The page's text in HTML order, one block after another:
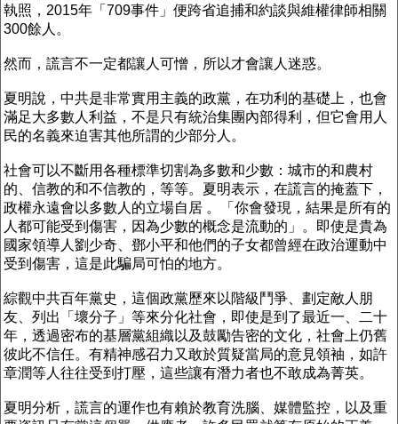
執照，2015年「709事件」便跨省追捕和約談與維權律師相關
300餘人。
然而，謊言不一定都讓人可憎，所以才會讓人迷惑。
夏明說，中共是非常實用主義的政黨，在功利的基礎上，也會
滿足大多數人利益，不是只有統治集團內部得利，但它會用人
民的名義來迫害其他所謂的少部分人。
社會可以不斷用各種標準切割為多數和少數：城市的和農村
的、信教的和不信教的，等等。夏明表示，在謊言的掩蓋下，
政權永遠會以多數人的立場自居 。「你會發現，結果是所有的
人都可能受到傷害，因為少數的概念是流動的」。即使是貴為
國家領導人劉少奇、鄧小平和他們的子女都曾經在政治運動中
受到傷害，這是此騙局可怕的地方。
綜觀中共百年黨史，這個政黨歷來以階級鬥爭、劃定敵人朋
友、列出「壞分子」等來分化社會，即使是到了最近一、二十
年，透過密布的基層黨組織以及鼓勵告密的文化，社會上仍舊
彼此不信任。有精神感召力又敢於質疑當局的意見領袖，如許
章潤等人往往受到打壓，這些讓有潛力者也不敢成為菁英。
夏明分析，謊言的運作也有賴於教育洗腦、媒體監控，以及重